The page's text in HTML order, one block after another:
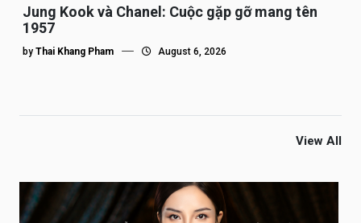
Jung Kook và Chanel: Cuộc gặp gỡ mang tên
1957
by Thai Khang Pham August 6, 2026
View All